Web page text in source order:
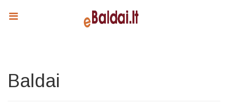
Baldai